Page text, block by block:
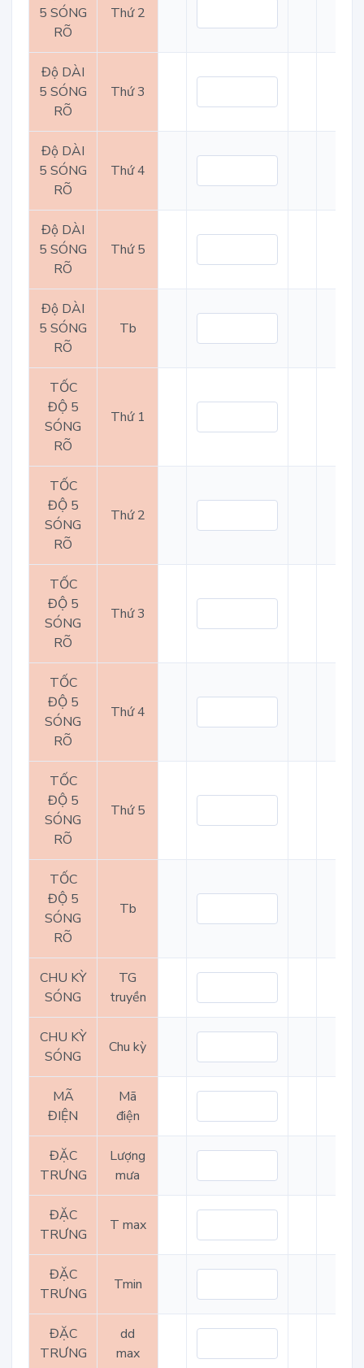
5 SÓNG
RÕ
Thứ 2
Độ DÀI
5 SÓNG
RÕ
Thứ 3
Độ DÀI
5 SÓNG
RÕ
Thứ 4
Độ DÀI
5 SÓNG
RÕ
Thứ 5
Độ DÀI
5 SÓNG
RÕ
Tb
TỐC
ĐỘ 5
SÓNG
RÕ
Thứ 1
TỐC
ĐỘ 5
SÓNG
RÕ
Thứ 2
TỐC
ĐỘ 5
SÓNG
RÕ
Thứ 3
TỐC
ĐỘ 5
SÓNG
RÕ
Thứ 4
TỐC
ĐỘ 5
SÓNG
RÕ
Thứ 5
TỐC
ĐỘ 5
SÓNG
RÕ
Tb
CHU KỲ
SÓNG
TG
truyền
CHU KỲ
SÓNG
Chu kỳ
MÃ
ĐIỆN
Mã
điện
ĐẶC
TRƯNG
Lượng
mưa
ĐẶC
TRƯNG
T max
ĐẶC
TRƯNG
Tmin
ĐẶC
TRƯNG
dd
max